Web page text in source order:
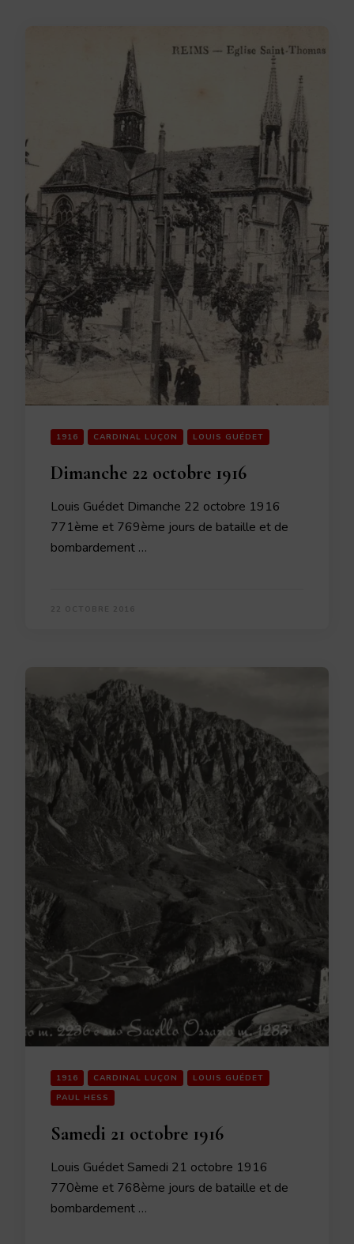
1916 CARDINAL LUÇON LOUIS GUÉDET
Dimanche 22 octobre 1916
Louis Guédet Dimanche 22 octobre 1916
771ème et 769ème jours de bataille et de
bombardement …
1916 CARDINAL LUÇON
LOUIS GUÉDET
PAUL HESS
Samedi 21 octobre 1916
Louis Guédet Samedi 21 octobre 1916
770ème et 768ème jours de bataille et de
bombardement …